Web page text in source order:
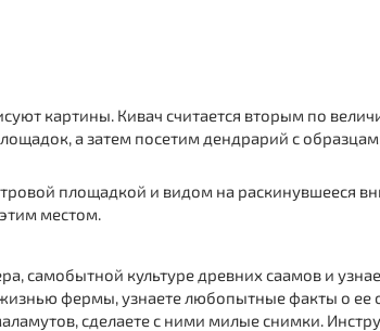
картины. Кивач считается вторым по
а затем посетим дендрарий с
площадкой и видом на раскинувшееся
местом.
самобытной культуре древних саамов и
фермы, узнаете любопытные факты о ее
сделаете с ними милые снимки.